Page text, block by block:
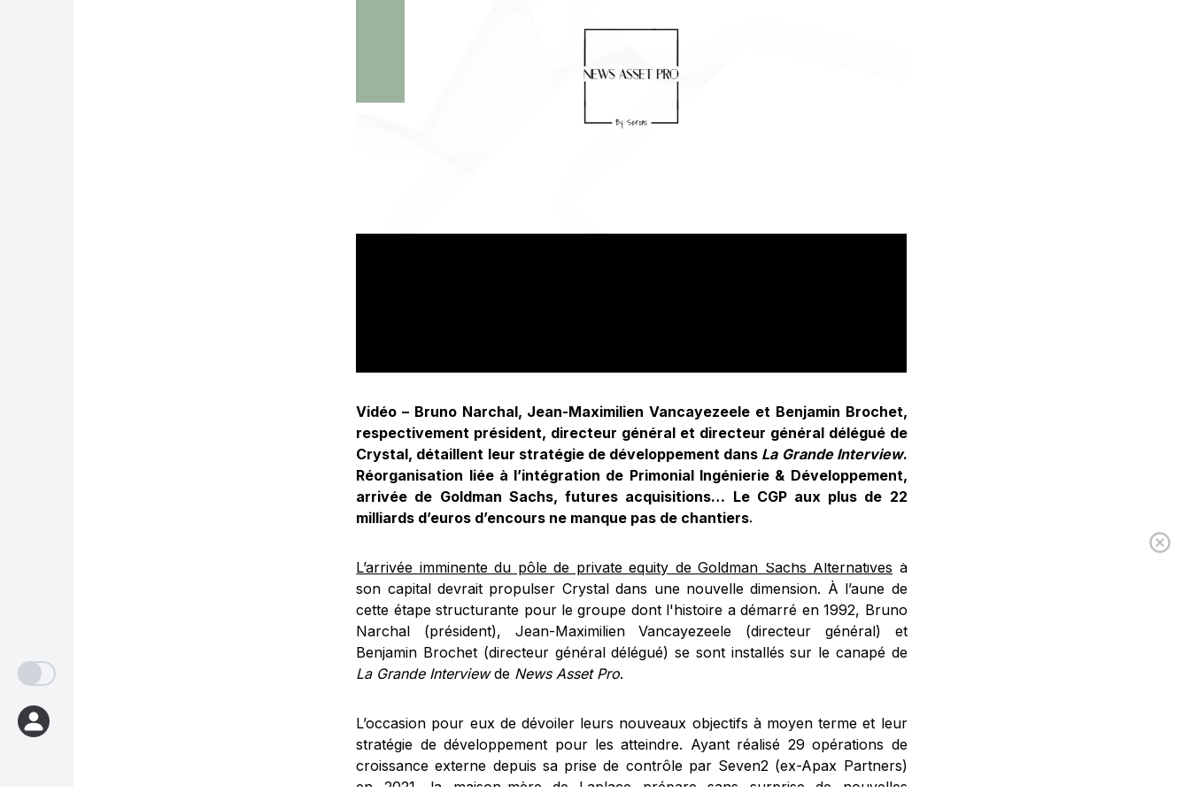
Vidéo – Bruno Narchal, Jean-Maximilien Vancayezeele et Benjamin Brochet,
respectivement président, directeur général et directeur général délégué de
Crystal, détaillent leur stratégie de développement dans La Grande Interview.
Réorganisation liée à l’intégration de Primonial Ingénierie & Développement,
arrivée de Goldman Sachs, futures acquisitions… Le CGP aux plus de 22
milliards d’euros d’encours ne manque pas de chantiers.
L’arrivée imminente du pôle de private equity de Goldman Sachs Alternatives à
son capital devrait propulser Crystal dans une nouvelle dimension. À l’aune de
cette étape structurante pour le groupe dont l'histoire a démarré en 1992, Bruno
Narchal (président), Jean-Maximilien Vancayezeele (directeur général) et
Benjamin Brochet (directeur général délégué) se sont installés sur le canapé de
La Grande Interviewde News Asset Pro.
L’occasion pour eux de dévoiler leurs nouveaux objectifs à moyen terme et leur
stratégie de développement pour les atteindre. Ayant réalisé 29 opérations de
croissance externe depuis sa prise de contrôle par Seven2 (ex-Apax Partners)
en 2021, la maison-mère de Laplace prépare sans surprise de nouvelles